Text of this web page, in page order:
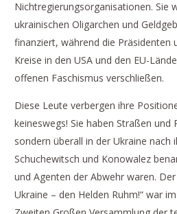
Nichtregierungsorganisationen. Sie
ukrainischen Oligarchen und
finanziert, während die Präsidenten
Kreise in den USA und den EU-
offenen Faschismus verschließen.
Diese Leute verbergen ihre
keineswegs! Sie haben Straßen und
sondern überall in der Ukraine nach
Schuchewitsch und Konowalez
und Agenten der Abwehr waren.
Ukraine – den Helden Ruhm!“ war